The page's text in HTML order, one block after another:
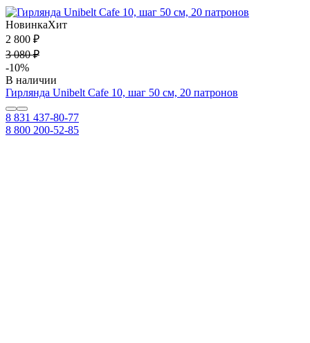
НовинкаХит
2 800 ₽
3 080 ₽
-10%
В наличии
Гирлянда Unibelt Cafe 10, шаг 50 см, 20 патронов
8 831 437-80-77
8 800 200-52-85